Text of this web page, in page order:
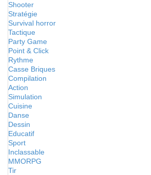
Shooter
Stratégie
Survival horror
Tactique
Party Game
Point & Click
Rythme
Casse Briques
Compilation
Action
Simulation
Cuisine
Danse
Dessin
Educatif
Sport
Inclassable
MMORPG
Tir